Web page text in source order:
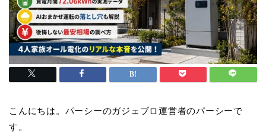
こんにちは。パーシーのガジェブロ運営者のパーシーで
す。